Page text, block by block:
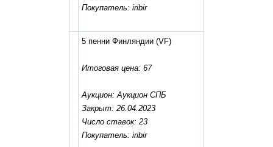
Покупатель: iribir
5 пенни Финляндии (VF)
Итоговая цена: 67
Аукцион: Аукцион СПБ
Закрыт: 26.04.2023
Число ставок: 23
Покупатель: iribir